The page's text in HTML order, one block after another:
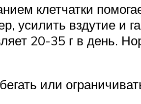
клетчатки
усилить вздутие и
20-35 г в день.
или